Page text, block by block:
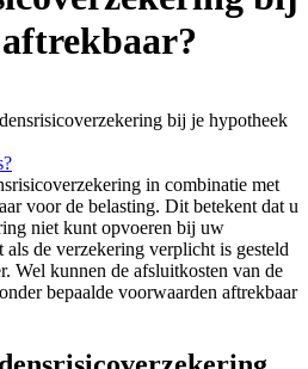
bij je hypotheek
in combinatie met
voor de belasting. Dit betekent dat u
niet kunt opvoeren bij uw
de verzekering verplicht is gesteld
Wel kunnen de afsluitkosten van de
bepaalde voorwaarden aftrekbaar